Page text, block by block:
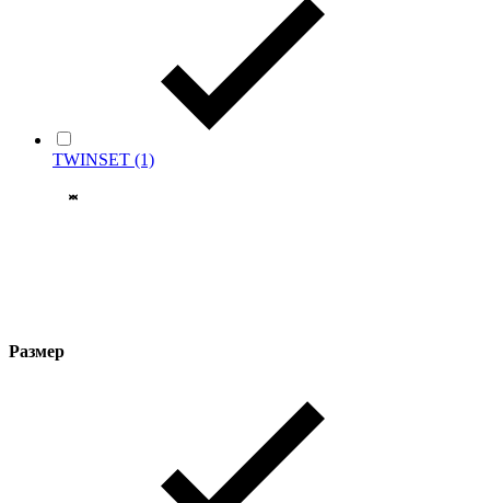
TWINSET (1)
Размер